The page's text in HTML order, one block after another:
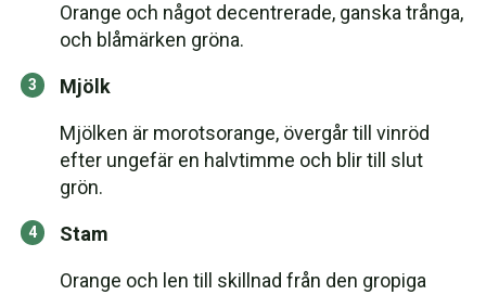
Orange och något decentrerade, ganska trånga,
och blåmärken gröna.
Mjölk
Mjölken är morotsorange, övergår till vinröd
efter ungefär en halvtimme och blir till slut
grön.
Stam
Orange och len till skillnad från den gropiga